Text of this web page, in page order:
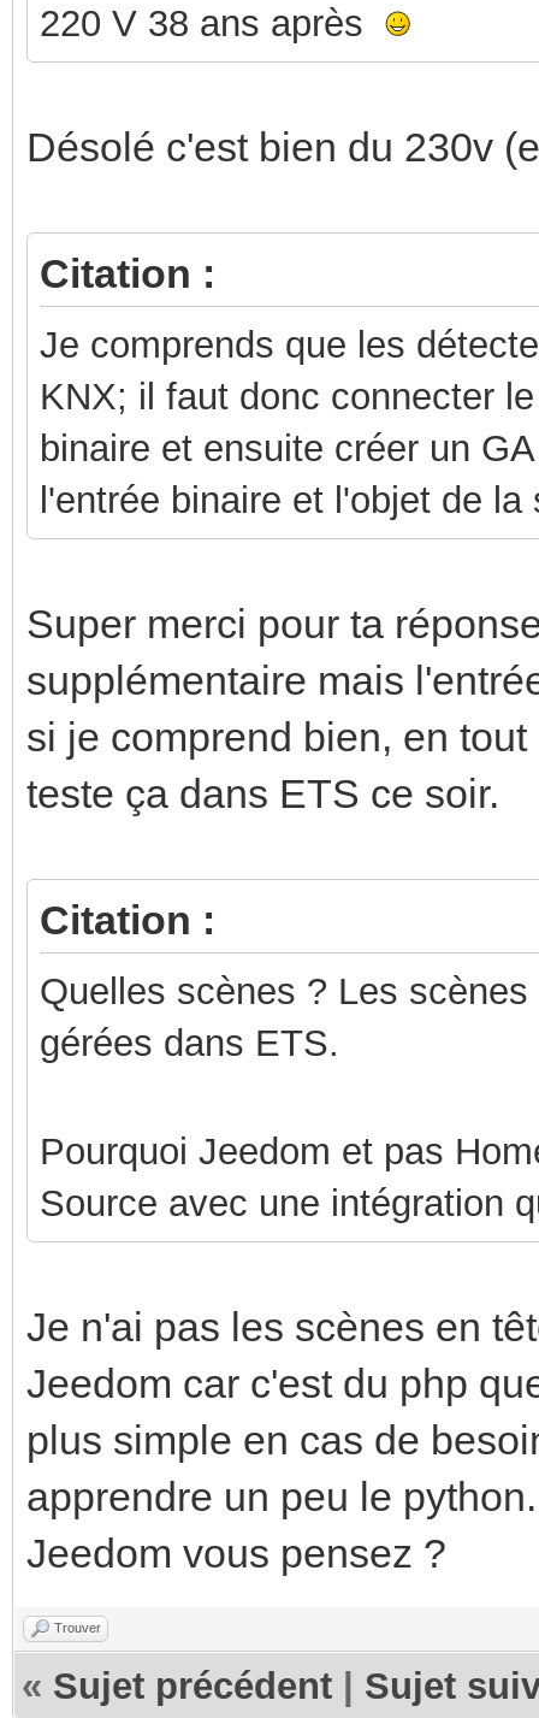
220 V 38 ans après
Désolé c'est bien du 230v
Citation :
Je comprends que les
KNX; il faut donc connecter
binaire et ensuite créer un
l'entrée binaire et l'objet de
Super merci pour ta
supplémentaire mais
si je comprend bien, en
teste ça dans ETS ce soir.
Citation :
Quelles scènes ? Les
gérées dans ETS.
Pourquoi Jeedom et pas
Source avec une intégration
Je n'ai pas les scènes en
Jeedom car c'est du php
plus simple en cas de
apprendre un peu le
Jeedom vous pensez ?
Trouver
« Sujet précédent Sujet